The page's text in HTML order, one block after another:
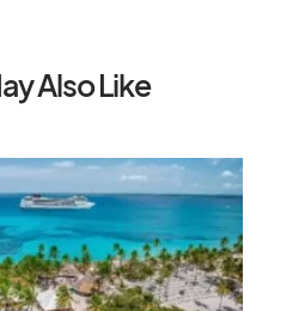
Also Like